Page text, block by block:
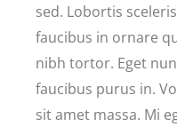
sed. Lobortis
faucibus in ornare
nibh tortor. Eget
faucibus purus in.
sit amet massa. Mi